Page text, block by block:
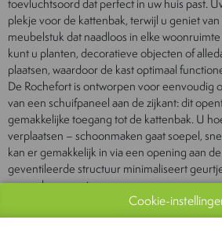
toevluchtsoord dat perfect in uw huis past.
plekje voor de kattenbak, terwijl u geniet
meubelstuk dat naadloos in elke
kunt u planten, decoratieve objecten of
plaatsen, waardoor de kast optimaal
De Rochefort is ontworpen voor eenvoudig
van een schuifpaneel aan de zijkant: dit
gemakkelijke toegang tot de kattenbak. U
verplaatsen – schoonmaken gaat soepel,
kan er gemakkelijk in via een opening aan
geventileerde structuur minimaliseert
gezonde omgeving.
Dankzij de strakke lijnen, het duurzame
voldoet Rochefort aan zowel de esthetische
Cookie-